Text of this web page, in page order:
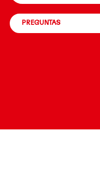
PREGUNTAS